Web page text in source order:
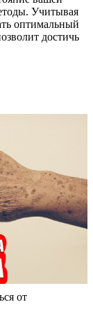
Учитывая
оптимальный
достичь
от